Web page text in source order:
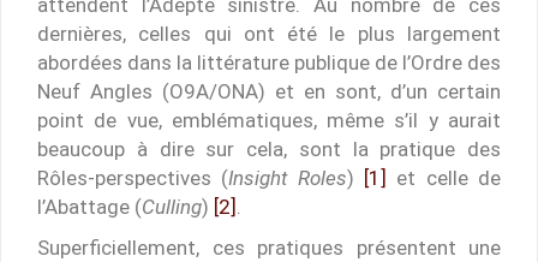
dernières, celles qui ont été le plus largement
abordées dans la littérature publique de l’Ordre des
Neuf Angles (O9A/ONA) et en sont, d’un certain
point de vue, emblématiques, même s’il y aurait
beaucoup à dire sur cela, sont la pratique des
Rôles-perspectives (Insight Roles) [1] et celle de
l’Abattage (Culling) [2]
Superficiellement, ces pratiques présentent une